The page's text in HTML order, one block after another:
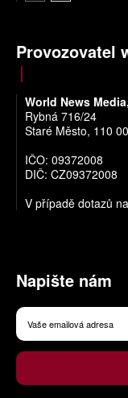
Provozovatel
World News
Rybná 716/24
Staré Město, 110
IČO: 09372008
DIČ: CZ09372008
V případě dotazů
Napište nám